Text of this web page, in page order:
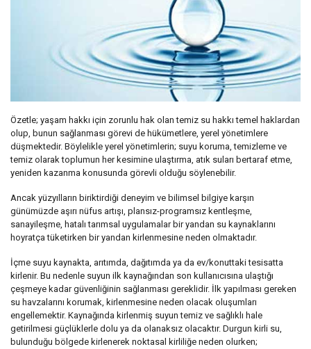
Özetle; yaşam hakkı için zorunlu hak olan temiz su hakkı temel haklardan
olup, bunun sağlanması görevi de hükümetlere, yerel yönetimlere
düşmektedir. Böylelikle yerel yönetimlerin; suyu koruma, temizleme ve
temiz olarak toplumun her kesimine ulaştırma, atık suları bertaraf etme,
yeniden kazanma konusunda görevli olduğu söylenebilir.
Ancak yüzyılların biriktirdiği deneyim ve bilimsel bilgiye karşın
günümüzde aşırı nüfus artışı, plansız-programsız kentleşme,
sanayileşme, hatalı tarımsal uygulamalar bir yandan su kaynaklarını
hoyratça tüketirken bir yandan kirlenmesine neden olmaktadır.
İçme suyu kaynakta, arıtımda, dağıtımda ya da ev/konuttaki tesisatta
kirlenir. Bu nedenle suyun ilk kaynağından son kullanıcısına ulaştığı
çeşmeye kadar güvenliğinin sağlanması gereklidir. İlk yapılması gereken
su havzalarını korumak, kirlenmesine neden olacak oluşumları
engellemektir. Kaynağında kirlenmiş suyun temiz ve sağlıklı hale
getirilmesi güçlüklerle dolu ya da olanaksız olacaktır. Durgun kirli su,
bulunduğu bölgede kirlenerek noktasal kirliliğe neden olurken;